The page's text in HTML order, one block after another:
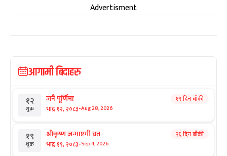
Advertisment
आगामी बिदाहरु
१२
शुक्र
जनै पूर्णिमा
भाद्र १२, २०८३-Aug 28, 2026
१९ दिन बाँकी
१९
शुक्र
श्रीकृष्ण जन्माष्टमी व्रत
भाद्र १९, २०८३-Sep 4, 2026
२६ दिन बाँकी